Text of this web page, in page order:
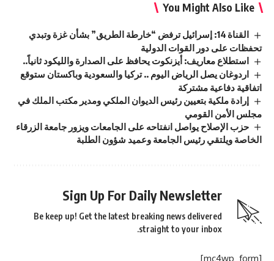
You Might Also Like
القناة 14: إسرائيل ترفض “خارطة الطريق” بشأن غزة وتبدي
تحفظات على دور القوات الدولية
استطلاع معاريف: أيزنكوت يحافظ على الصدارة والليكود ثانياً..
اردوغان يصل الرياض اليوم .. تركيا والسعودية وباكستان ستوقع
اتفاقية دفاعية مشتركة
إرادة ملكية بتعيين رئيس الديوان الملكي ومدير مكتب الملك في
مجلس الأمن القومي
حزب الإصلاح يواصل انفتاحه على الجامعات ويزور جامعة الزرقاء
الخاصة ويلتقي رئيس الجامعة وعميد شؤون الطلبة
Sign Up For Daily Newsletter
Be keep up! Get the latest breaking news delivered
straight to your inbox.
[mc4wp_form]